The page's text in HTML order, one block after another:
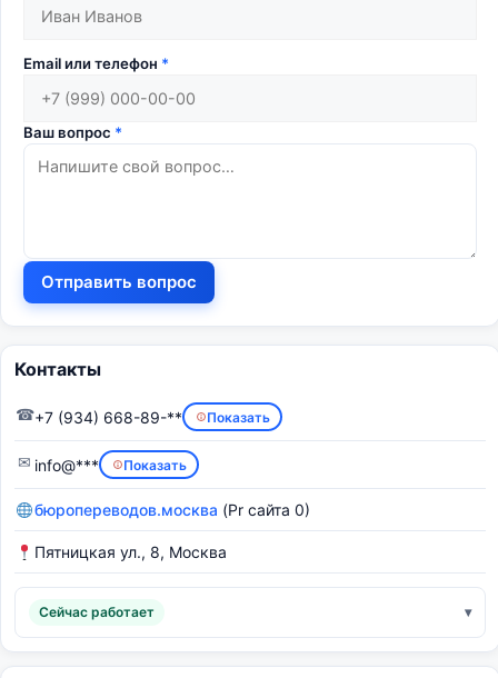
Email или телефон *
Ваш вопрос *
Отправить вопрос
Контакты
☎+7 (934) 668-89-** Показать
✉ info@*** Показать
бюропереводов.москва (Pr сайта 0)
Пятницкая ул., 8, Москва
Сейчас работает